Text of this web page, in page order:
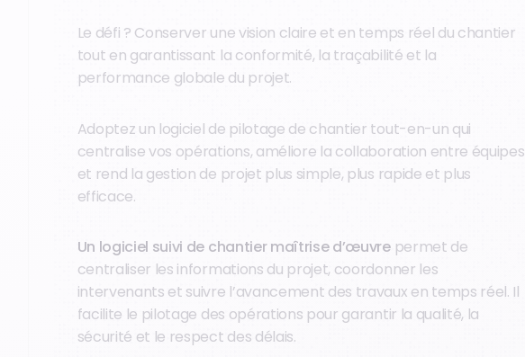
Le défi ? Conserver une vision claire et en temps réel du chantier
tout en garantissant la conformité, la traçabilité et la
performance globale du projet.
Adoptez un logiciel de pilotage de chantier tout-en-un qui
centralise vos opérations, améliore la collaboration entre équipes
et rend la gestion de projet plus simple, plus rapide et plus
efficace.
Un logiciel suivi de chantier maîtrise d’œuvrepermet de
centraliser les informations du projet, coordonner les
intervenants et suivre l’avancement des travaux en temps réel. Il
facilite le pilotage des opérations pour garantir la qualité, la
sécurité et le respect des délais.